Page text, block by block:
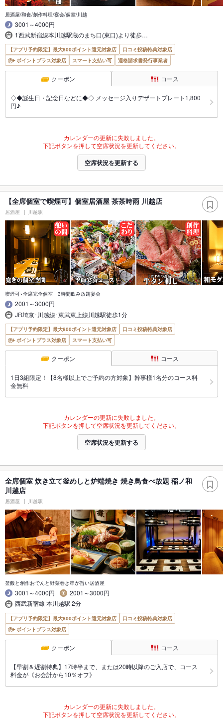
居酒屋/和食/創作料理/宴会/個室/川越
3001～4000円
1西武新宿線本川越駅蔵のまち口(東口)より徒歩…
【アプリ予約限定】最大800ポイント還元対象店
口コミ投稿特典対象店
ポイントプラス対象店
スマート支払い可 適格請求書発行事業者
クーポン コース
◇◆誕生日・記念日などに◆◇ メッセージ入りデザートプレート1,800
円♪
カレンダーの更新に失敗しました。
下記ボタンを押して空席状況を更新してください。
空席状況を更新する
【全席個室で喫煙可】個室居酒屋 茶茶時雨 川越店
居酒屋 川越駅
喫煙可×全席完全個室 3時間飲み放題宴会
2001～3000円
JR埼京･川越線･東武東上線川越駅徒歩1分
【アプリ予約限定】最大800ポイント還元対象店
口コミ投稿特典対象店
ポイントプラス対象店
スマート支払い可
クーポン コース
1日3組限定！【8名様以上でご予約の方対象】幹事様1名分のコース料
金無料
カレンダーの更新に失敗しました。
下記ボタンを押して空席状況を更新してください。
空席状況を更新する
全席個室 炊き立て釜めしと炉端焼き 焼き鳥食べ放題 稲ノ和
川越店
居酒屋 川越駅
釜飯と創作おでんと野菜巻き串が旨い居酒屋
3001～4000円
2001～3000円
西武新宿線 本川越駅 2分
【アプリ予約限定】最大800ポイント還元対象店
口コミ投稿特典対象店
ポイントプラス対象店
クーポン コース
【早割＆遅割特典】17時半まで、または20時以降のご入店で、コース
料金が《お会計から10％オフ》
カレンダーの更新に失敗しました。
下記ボタンを押して空席状況を更新してください。